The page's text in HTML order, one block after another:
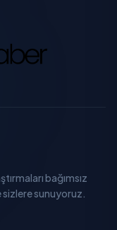
bağımsız
sizlere sunuyoruz.